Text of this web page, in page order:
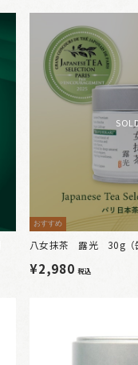
おすすめ
八女抹茶 露光 30g（缶
¥2,980税込